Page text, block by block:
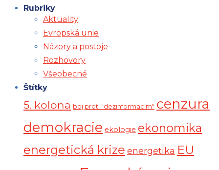
Rubriky
Aktuality
Evropská unie
Názory a postoje
Rozhovory
Všeobecné
Štítky
5. kolona boj proti "dezinformacím" cenzura
demokracie ekologie ekonomika
energetická krize energetika EU